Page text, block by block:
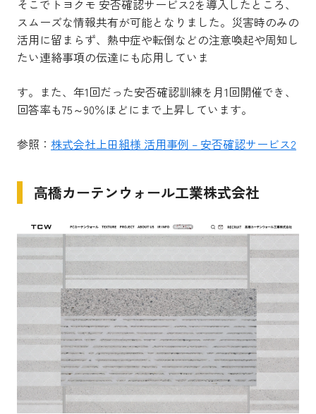
そこでトヨクモ 安否確認サービス2を導入したところ、
スムーズな情報共有が可能となりました。災害時のみの
活用に留まらず、熱中症や転倒などの注意喚起や周知し
たい連絡事項の伝達にも応用していま
す。また、年1回だった安否確認訓練を月1回開催でき、
回答率も75～90％ほどにまで上昇しています。
参照： 株式会社上田組様 活用事例 – 安否確認サービス2
高橋カーテンウォール工業株式会社